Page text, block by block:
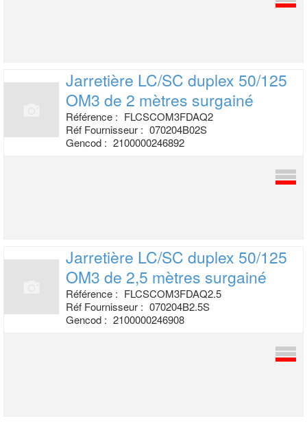
Jarretière LC/SC duplex 50/125
OM3 de 2 mètres surgainé
Référence : FLCSCOM3FDAQ2
Réf Fournisseur : 070204B02S
Gencod : 2100000246892
Jarretière LC/SC duplex 50/125
OM3 de 2,5 mètres surgainé
Référence : FLCSCOM3FDAQ2.5
Réf Fournisseur : 070204B2.5S
Gencod : 2100000246908